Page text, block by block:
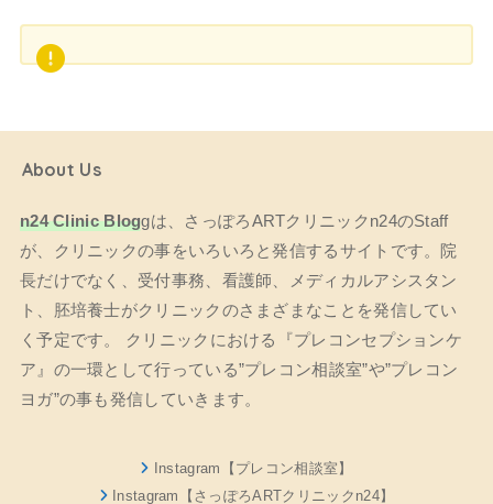
About Us
n24 Clinic Bloggは、さっぽろARTクリニックn24のStaff
が、クリニックの事をいろいろと発信するサイトです。院
長だけでなく、受付事務、看護師、メディカルアシスタン
ト、胚培養士がクリニックのさまざまなことを発信してい
く予定です。 クリニックにおける『プレコンセプションケ
ア』の一環として行っている”プレコン相談室”や”プレコン
ヨガ”の事も発信していきます。
Instagram【プレコン相談室】
Instagram【さっぽろARTクリニックn24】